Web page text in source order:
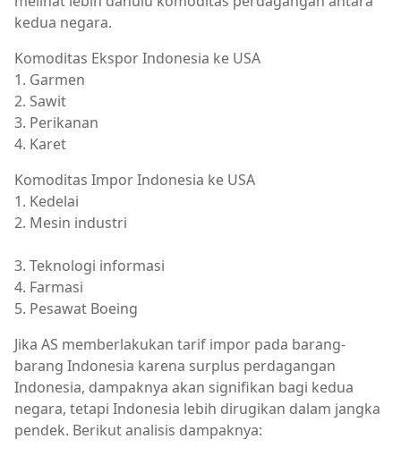
kedua negara.
Komoditas EksporIndonesia ke USA
1. Garmen
2. Sawit
3. Perikanan
4. Karet
Komoditas ImporIndonesia ke USA
1. Kedelai
2. Mesin industri
3. Teknologi informasi
4. Farmasi
5. Pesawat Boeing
Jika AS memberlakukan tarif impor pada barang-
barang Indonesia karena surplus perdagangan
Indonesia, dampaknya akan signifikan bagi kedua
negara, tetapi Indonesia lebih dirugikan dalam jangka
pendek. Berikut analisis dampaknya: